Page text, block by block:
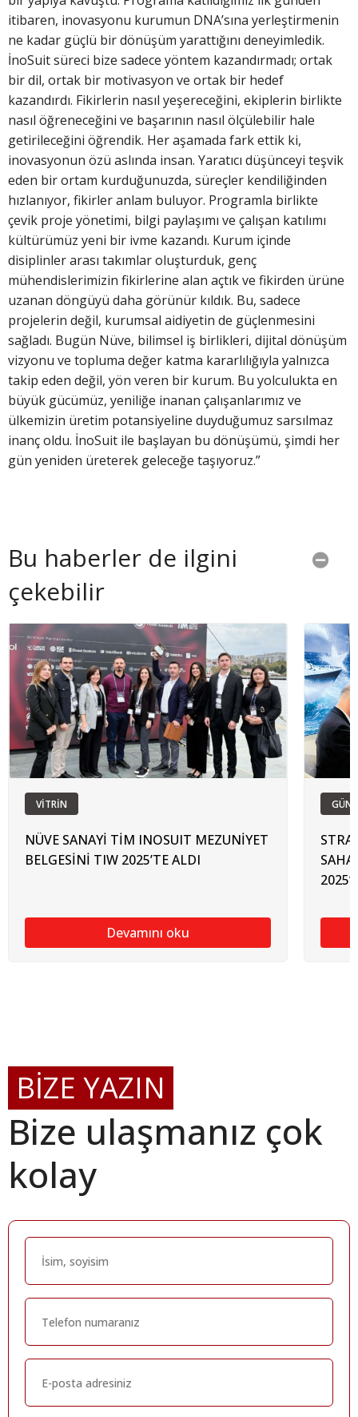
itibaren, inovasyonu kurumun DNA’sına yerleştirmenin
ne kadar güçlü bir dönüşüm yarattığını deneyimledik.
İnoSuit süreci bize sadece yöntem kazandırmadı; ortak
bir dil, ortak bir motivasyon ve ortak bir hedef
kazandırdı. Fikirlerin nasıl yeşereceğini, ekiplerin birlikte
nasıl öğreneceğini ve başarının nasıl ölçülebilir hale
getirileceğini öğrendik. Her aşamada fark ettik ki,
inovasyonun özü aslında insan. Yaratıcı düşünceyi teşvik
eden bir ortam kurduğunuzda, süreçler kendiliğinden
hızlanıyor, fikirler anlam buluyor. Programla birlikte
çevik proje yönetimi, bilgi paylaşımı ve çalışan katılımı
kültürümüz yeni bir ivme kazandı. Kurum içinde
disiplinler arası takımlar oluşturduk, genç
mühendislerimizin fikirlerine alan açtık ve fikirden ürüne
uzanan döngüyü daha görünür kıldık. Bu, sadece
projelerin değil, kurumsal aidiyetin de güçlenmesini
sağladı. Bugün Nüve, bilimsel iş birlikleri, dijital dönüşüm
vizyonu ve topluma değer katma kararlılığıyla yalnızca
takip eden değil, yön veren bir kurum. Bu yolculukta en
büyük gücümüz, yeniliğe inanan çalışanlarımız ve
ülkemizin üretim potansiyeline duyduğumuz sarsılmaz
inanç oldu. İnoSuit ile başlayan bu dönüşümü, şimdi her
gün yeniden üreterek geleceğe taşıyoruz.”
Bu haberler de ilgini
çekebilir
VİTRİN
NÜVE SANAYİ TİM INOSUIT MEZUNİYET
BELGESİNİ TIW 2025’TE ALDI
Devamını oku
SAHA
BİZE YAZIN
Bize ulaşmanız çok
kolay